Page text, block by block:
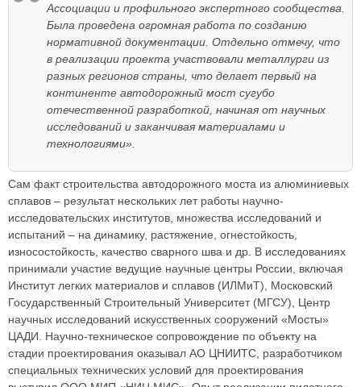
Ассоциации и профильного экспертного сообщества.
Была проведена огромная работа по созданию
нормативной документации. Отдельно отмечу, что
в реализации проекта участвовали металлурги из
разных регионов страны, что делает первый на
континенте автодорожный мост сугубо
отечественной разработкой, начиная от научных
исследований и заканчивая материалами и
технологиями».
Сам факт строительства автодорожного моста из алюминиевых
сплавов – результат нескольких лет работы научно-
исследовательских институтов, множества исследований и
испытаний – на динамику, растяжение, огнестойкость,
износостойкость, качество сварного шва и др. В исследованиях
принимали участие ведущие научные центры России, включая
Институт легких материалов и сплавов (ИЛМиТ), Московский
Государственный Строительный Университет (МГСУ), Центр
научных исследований искусственных сооружений «Мосты»
ЦАДИ. Научно-техническое сопровождение по объекту на
стадии проектирования оказывал АО ЦНИИТС, разработчиком
специальных технических условий для проектирования